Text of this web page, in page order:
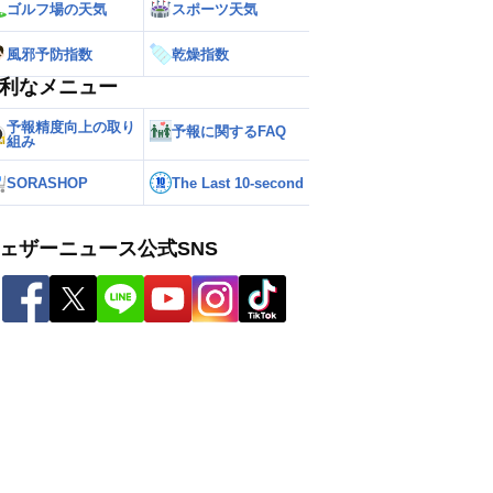
ゴルフ場の天気 スポーツ天気
風邪予防指数 乾燥指数
なメニュー
予報精度向上の取り
組み
予報に関するFAQ
SORASHOP The Last 10-second
ザーニュース公式SNS